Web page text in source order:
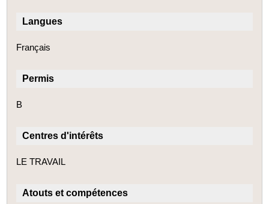
Langues
Français
Permis
B
Centres d'intérêts
LE TRAVAIL
Atouts et compétences